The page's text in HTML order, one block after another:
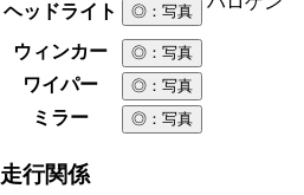
ヘッドライト ◎ ：写真
ウィンカー ◎ ：写真
ワイパー ◎ ：写真
ミラー ◎ ：写真
走行関係